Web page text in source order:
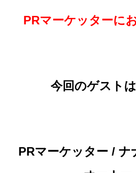
PRマーケッターに
今回のゲスト
PRマーケッター / ナ